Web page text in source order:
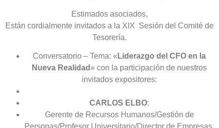
Estimados asociados,
Están cordialmente invitados a la XIX Sesión del Comité de
Tesorería.
Conversatorio – Tema: « Liderazgo del CFO en la
Nueva Realidad » con la participación de nuestros
invitados expositores:
CARLOS ELBO:
Gerente de Recursos Humanos/Gestión de
Personas/Profesor Universitario/Director de Empresas.